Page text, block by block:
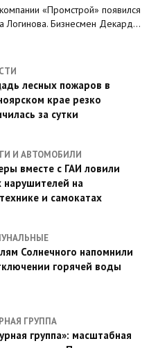
«Промстрой» появился
Логинова. Бизнесмен Декард…
лесных пожаров в
крае резко
за сутки
И АВТОМОБИЛИ
вместе с ГАИ ловили
на
и самокатах
Солнечного напомнили
горячей воды
ГРУППА
группа»: масштабная